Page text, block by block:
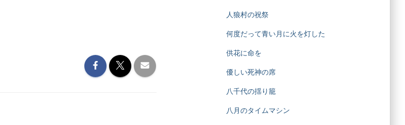
人狼村の祝祭
何度だって青い月に火を灯した
供花に命を
優しい死神の席
八千代の揺り籠
八月のタイムマシン